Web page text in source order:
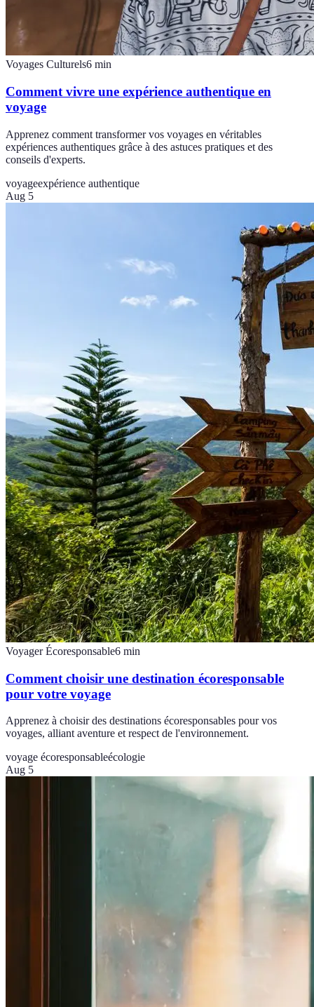
Voyages Culturels6 min
Comment vivre une expérience authentique en
voyage
Apprenez comment transformer vos voyages en véritables
expériences authentiques grâce à des astuces pratiques et des
conseils d'experts.
voyageexpérience authentique
Aug 5
Voyager Écoresponsable6 min
Comment choisir une destination écoresponsable
pour votre voyage
Apprenez à choisir des destinations écoresponsables pour vos
voyages, alliant aventure et respect de l'environnement.
voyage écoresponsableécologie
Aug 5